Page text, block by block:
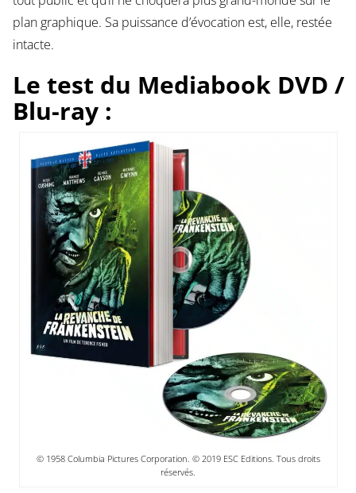
plan graphique. Sa puissance d’évocation est, elle, restée
intacte.
Le test du Mediabook DVD /
Blu-ray :
© 1958 Columbia Pictures Corporation. © 2019 ESC Editions. Tous droits
réservés.